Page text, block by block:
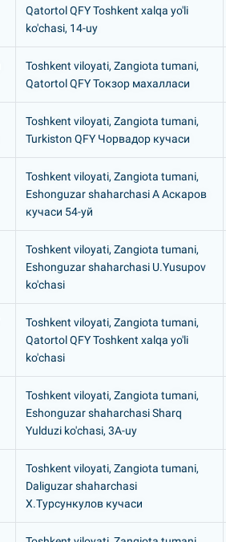
Qatortol QFY Toshkent xalqa yo'li
ko'chasi, 14-uy
Toshkent viloyati, Zangiota tumani,
Qatortol QFY Токзор махалласи
Toshkent viloyati, Zangiota tumani,
Turkiston QFY Чорвадор кучаси
Toshkent viloyati, Zangiota tumani,
Eshonguzar shaharchasi А Аскаров
кучаси 54-уй
Toshkent viloyati, Zangiota tumani,
Eshonguzar shaharchasi U.Yusupov
ko'chasi
Toshkent viloyati, Zangiota tumani,
Qatortol QFY Toshkent xalqa yo'li
ko'chasi
Toshkent viloyati, Zangiota tumani,
Eshonguzar shaharchasi Sharq
Yulduzi ko'chasi, 3A-uy
Toshkent viloyati, Zangiota tumani,
Daliguzar shaharchasi
Х.Турсункулов кучаси